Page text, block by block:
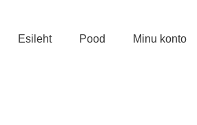
Esileht Pood Minu konto